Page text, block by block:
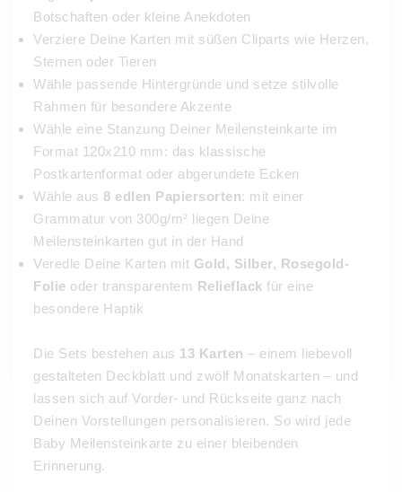
Botschaften oder kleine Anekdoten
Verziere Deine Karten mit süßen Cliparts wie Herzen,
Sternen oder Tieren
Wähle passende Hintergründe und setze stilvolle
Rahmen für besondere Akzente
Wähle eine Stanzung Deiner Meilensteinkarte im
Format 120x210 mm: das klassische
Postkartenformat oder abgerundete Ecken
Wähle aus 8 edlen Papiersorten: mit einer
Grammatur von 300g/m² liegen Deine
Meilensteinkarten gut in der Hand
Veredle Deine Karten mit Gold, Silber, Rosegold-
Folie oder transparentem Relieflack für eine
besondere Haptik
Die Sets bestehen aus 13 Karten – einem liebevoll
gestalteten Deckblatt und zwölf Monatskarten – und
lassen sich auf Vorder- und Rückseite ganz nach
Deinen Vorstellungen personalisieren. So wird jede
Baby Meilensteinkarte zu einer bleibenden
Erinnerung.